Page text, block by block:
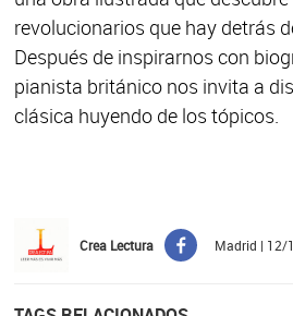
revolucionarios que hay detrás
Después de inspirarnos con
pianista británico nos invita a
clásica huyendo de los tópicos.
Crea Lectura Madrid | 12/